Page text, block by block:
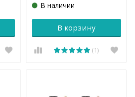
В наличии
В корзину
(1)